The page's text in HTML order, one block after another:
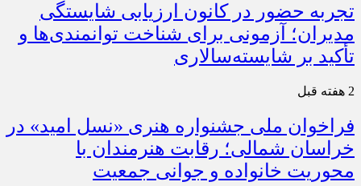
تجربه حضور در کانون ارزیابی شایستگی
مدیران؛ آزمونی برای شناخت توانمندی‌ها و
تأکید بر شایسته‌سالاری
2 هفته قبل
فراخوان ملی جشنواره هنری «نسل امید» در
خراسان شمالی؛ رقابت هنرمندان با
محوریت خانواده و جوانی جمعیت